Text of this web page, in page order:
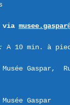
via
A 10 min. à
Musée Gaspar,
Musée Gaspar